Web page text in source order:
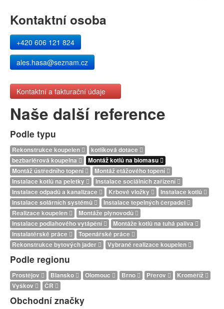
Kontaktní osoba
+420 606 121 824
ales.hasa@seznam.cz
Kontaktní a fakturační údaje
Naše další reference
Podle typu
Rekonstrukce koupelen
kotlíková dotace
bezbariérová koupelna
Montáž kotlů na biomasu
Montáž ústředního topení
Montáž etážového topení
Instalace kotlů na peletky
Instalace sociálních zařízení
Instalace odpadů a kanalizace
Krbové vložky
Instalace kotlů
Instalace solárních systémů
Instalace tepelných čerpadel
Realizace koupelen
Montáže plynovodů
Instalace podlahového vytápění
Montáže kotlů na tuhá paliva
Instalatérské práce
Topenářské práce
Rekonstrukce bytových jader
Vybrané realizace koupelen
Podle regionu
Prostějov Blansko Olomouc Brno Přerov
Kroměříž
Vyškov
ČR
Obchodní značky